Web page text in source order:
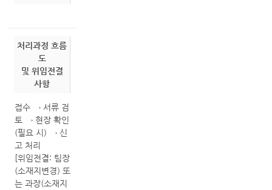
처리과정 흐름
도
및 위임전결
사항
접수 → 서류 검
토 → 현장 확인
(필요 시) → 신
고 처리
[위임전결: 팀장
(소재지변경) 또
는 과장(소재지